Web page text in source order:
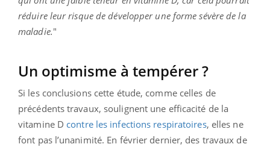
réduire leur risque de développer une forme sévère de la
maladie."
Un optimisme à tempérer ?
Si les conclusions cette étude, comme celles de
précédents travaux, soulignent une efficacité de la
vitamine D contre les infections respiratoires, elles ne
font pas l’unanimité. En février dernier, des travaux de